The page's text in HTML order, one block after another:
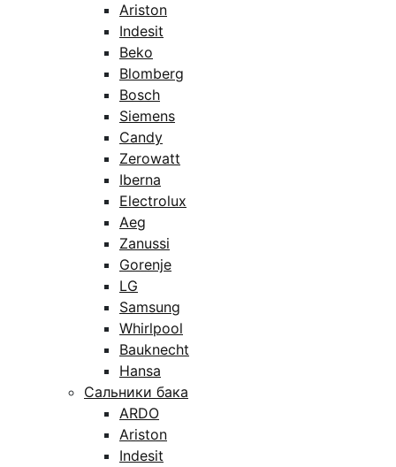
Ariston
Indesit
Beko
Blomberg
Bosch
Siemens
Candy
Zerowatt
Iberna
Electrolux
Aeg
Zanussi
Gorenje
LG
Samsung
Whirlpool
Bauknecht
Hansa
Сальники бака
ARDO
Ariston
Indesit